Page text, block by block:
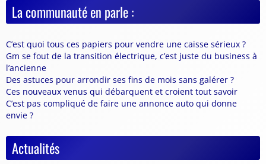
La communauté en parle :
C’est quoi tous ces papiers pour vendre une caisse sérieux ?
Gm se fout de la transition électrique, c’est juste du business à
l’ancienne
Des astuces pour arrondir ses fins de mois sans galérer ?
Ces nouveaux venus qui débarquent et croient tout savoir
C’est pas compliqué de faire une annonce auto qui donne
envie ?
Actualités